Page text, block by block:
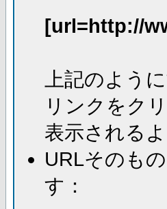
[url=http://
上記のよう
リンクをク
表示される
URLそのも
す：